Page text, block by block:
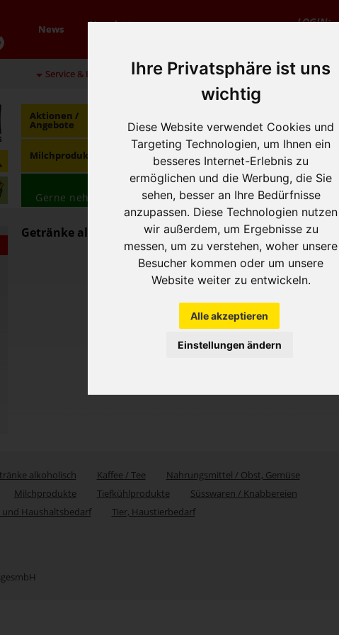
Ihre Privatsphäre ist uns
wichtig
Diese Website verwendet Cookies und
Targeting Technologien, um Ihnen ein
besseres Internet-Erlebnis zu
ermöglichen und die Werbung, die Sie
sehen, besser an Ihre Bedürfnisse
anzupassen. Diese Technologien nutzen
wir außerdem, um Ergebnisse zu
messen, um zu verstehen, woher unsere
Besucher kommen oder um unsere
Website weiter zu entwickeln.
Alle akzeptieren
Einstellungen ändern
News Newsletter LOGIN:
Service & Infos 01 / 599 92 office@hausfreund.at
Aktionen /
Angebote alkoholfrei alkoholisch
Milchprodukte
Tiefkühlprodukte Süsswaren /
Knabbereien
Wir haben freie und zeitnahe
Gerne nehmen wir IhreBESTELLUNGauch TELEFONISCH
16:30
Getränke alkoholisch - Bier / Weizenbier
alkoholisch Kaffee / Tee
Nahrungsmittel / Obst, Gemüse
Milchprodukte Tiefkühlprodukte
Süsswaren / Knabbereien
und Haushaltsbedarf Tier, Haustierbedarf